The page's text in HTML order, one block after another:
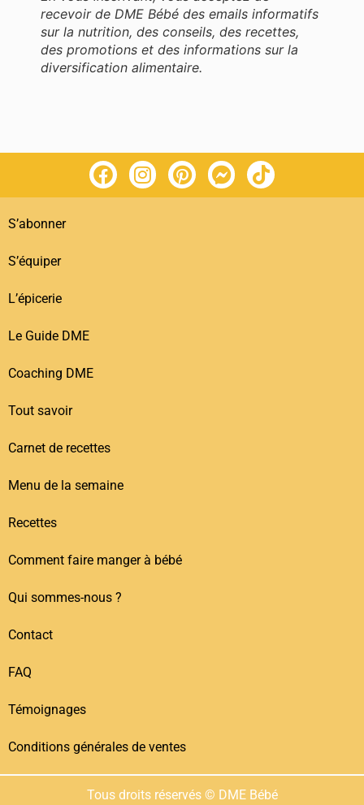
recevoir de DME Bébé des emails informatifs
sur la nutrition, des conseils, des recettes,
des promotions et des informations sur la
diversification alimentaire.
S’abonner
S’équiper
L’épicerie
Le Guide DME
Coaching DME
Tout savoir
Carnet de recettes
Menu de la semaine
Recettes
Comment faire manger à bébé
Qui sommes-nous ?
Contact
FAQ
Témoignages
Conditions générales de ventes
Tous droits réservés © DME Bébé